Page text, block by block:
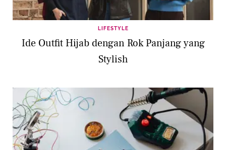
LIFESTYLE
Ide Outfit Hijab dengan Rok Panjang yang
Stylish